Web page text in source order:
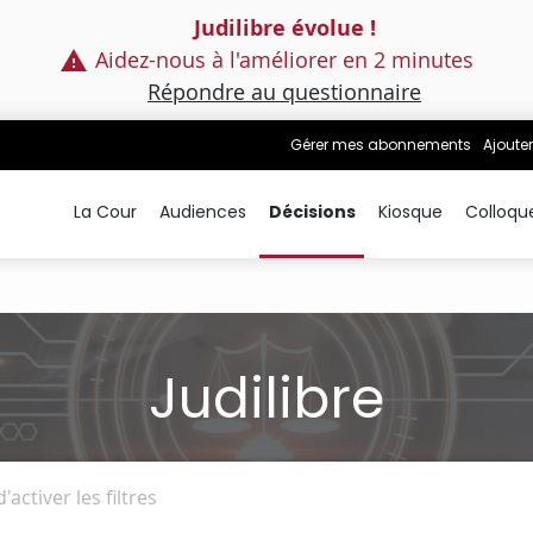
Judilibre évolue !
Aidez-nous à l'améliorer en 2 minutes
Répondre au questionnaire
Gérer mes abonnements
La Cour Audiences Décisions Kiosque
Judilibre